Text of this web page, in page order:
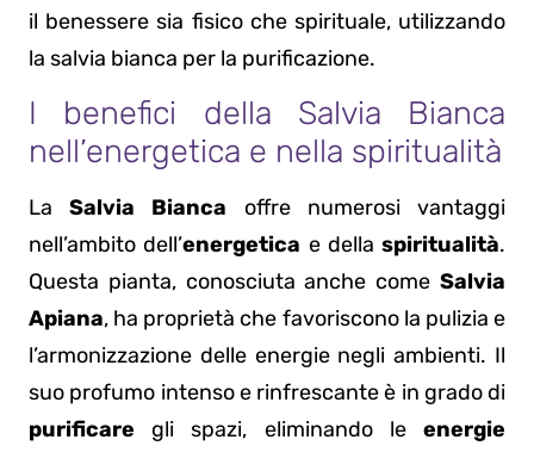
il benessere sia fisico che spirituale, utilizzando
la salvia bianca per la purificazione.
I benefici della Salvia Bianca
nell’energetica e nella spiritualità
LaSalvia Bianca offre numerosi vantaggi
nell’ambito dell’energetica e della spiritualità.
Questa pianta, conosciuta anche come Salvia
Apiana, ha proprietà che favoriscono la pulizia e
l’armonizzazione delle energie negli ambienti. Il
suo profumo intenso e rinfrescante è in grado di
purificare gli spazi, eliminando le energie